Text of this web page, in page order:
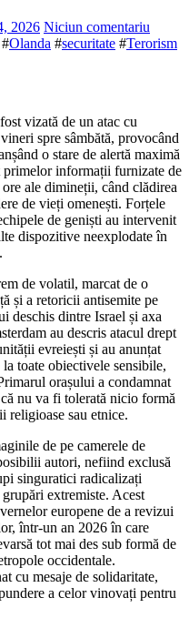
2026 Niciun comentariu
#Olanda #securitate #Terorism
vizată de un atac cu
spre sâmbătă, provocând
o stare de alertă maximă
informații furnizate de
ale dimineții, când clădirea
de vieți omenești. Forțele
de geniști au intervenit
dispozitive neexplodate în
de volatil, marcat de o
și a retoricii antisemite pe
deschis dintre Israel și axa
au descris atacul drept
evreiești și au anunțat
toate obiectivele sensibile,
orașului a condamnat
nu va fi tolerată nicio formă
religioase sau etnice.
de pe camerele de
autori, nefiind exclusă
singuratici radicalizați
extremiste. Acest
europene de a revizui
într-un an 2026 în care
tot mai des sub formă de
occidentale.
cu mesaje de solidaritate,
a celor vinovați pentru